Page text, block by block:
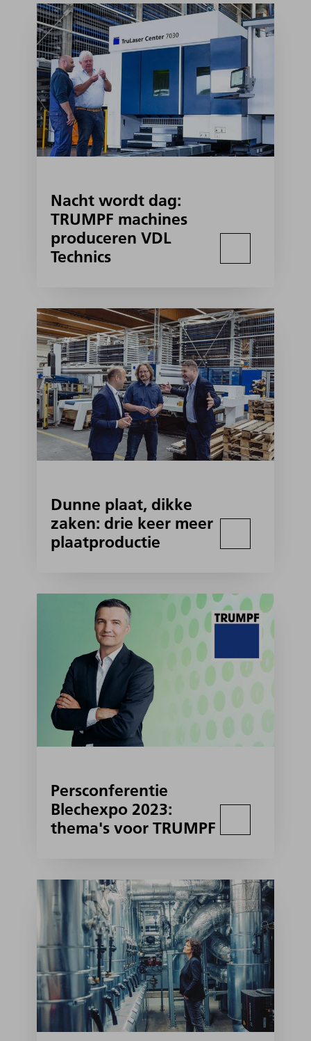
Nacht wordt dag:
TRUMPF machines
produceren VDL
Technics
Dunne plaat, dikke
zaken: drie keer meer
plaatproductie
Persconferentie
Blechexpo 2023:
thema's voor TRUMPF